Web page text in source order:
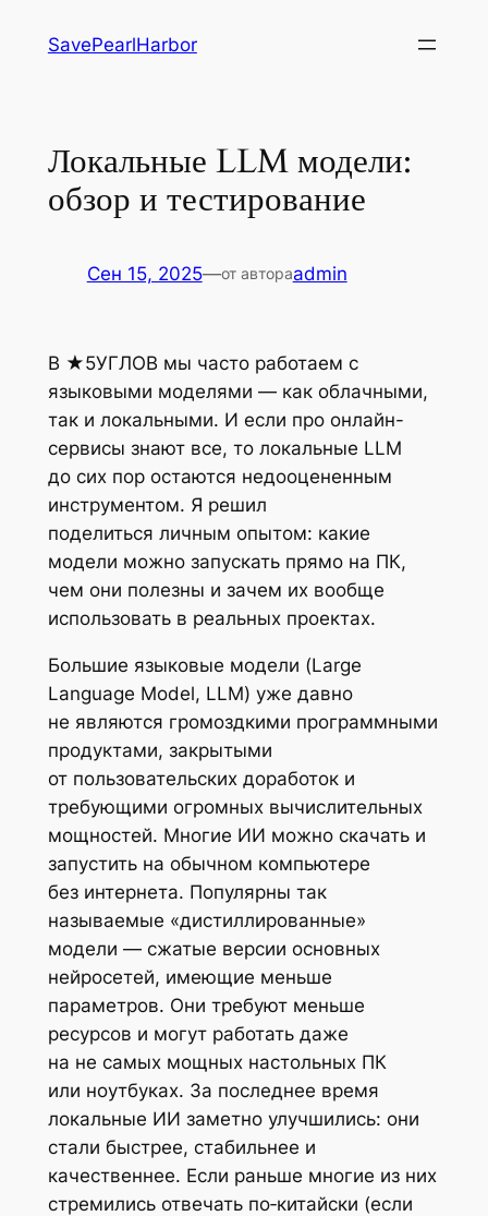
SavePearlHarbor
Локальные LLM модели:
обзор и тестирование
Сен 15, 2025—от автораadmin
В ★5УГЛОВ мы часто работаем с
языковыми моделями — как облачными,
так и локальными. И если про онлайн-
сервисы знают все, то локальные LLM
до сих пор остаются недооцененным
инструментом. Я решил
поделиться личным опытом: какие
модели можно запускать прямо на ПК,
чем они полезны и зачем их вообще
использовать в реальных проектах.
Большие языковые модели (Large
Language Model, LLM) уже давно
не являются громоздкими программными
продуктами, закрытыми
от пользовательских доработок и
требующими огромных вычислительных
мощностей. Многие ИИ можно скачать и
запустить на обычном компьютере
без интернета. Популярны так
называемые «дистиллированные»
модели — сжатые версии основных
нейросетей, имеющие меньше
параметров. Они требуют меньше
ресурсов и могут работать даже
на не самых мощных настольных ПК
или ноутбуках. За последнее время
локальные ИИ заметно улучшились: они
стали быстрее, стабильнее и
качественнее. Если раньше многие из них
стремились отвечать по‑китайски (если